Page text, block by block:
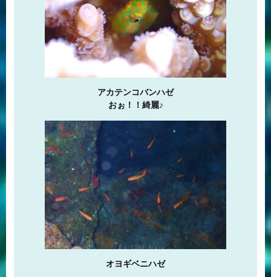
アカテンコバンハゼ
おぉ！！綺麗♪
オヨギベニハゼ